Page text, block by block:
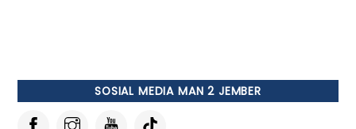
SOSIAL MEDIA MAN 2 JEMBER